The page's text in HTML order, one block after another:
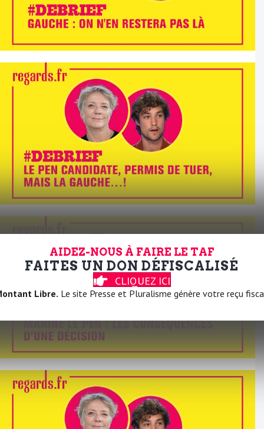
AIDEZ-NOUS À FAIRE LE TAF
FAITES UN DON DÉFISCALISÉ
CLIQUEZ ICI
Libre. Le site Presse et Pluralisme génère votre reçu